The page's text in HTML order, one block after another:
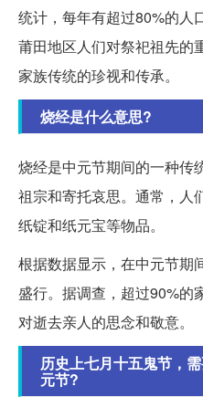
统计，每年有超过80%的人
莆田地区人们对祭祀祖先的
家族传统的珍视和传承。
烧经是什么意思?
烧经是中元节期间的一种传
祖宗和寄托哀思。通常，人
纸锭和纸元宝等物品。
根据数据显示，在中元节期
盛行。据调查，超过90%的
对逝去亲人的思念和敬意。
历史上七月十五鬼节，
元节?